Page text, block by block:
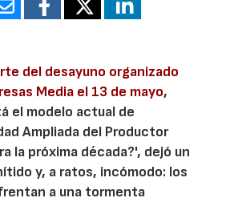
del desayuno organizado
Media el 13 de mayo,
el modelo actual de
Ampliada del Productor
la próxima década?', dejó un
y, a ratos, incómodo: los
a una tormenta